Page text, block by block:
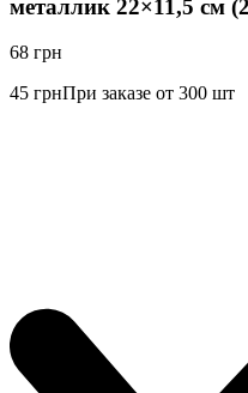
металлик 22×11,5 см
68 грн
45 грнПри заказе от 300 шт